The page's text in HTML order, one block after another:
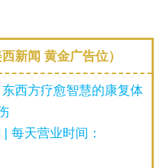
新闻 黄金广告位）
西方疗愈智慧的康复体
每天营业时间：